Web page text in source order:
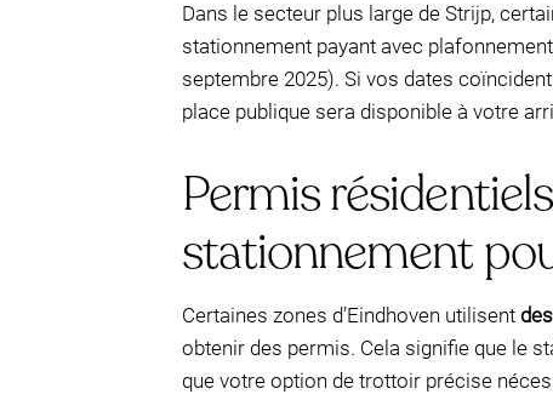
Dans le secteur plus large de Strijp,
stationnement payant avec
septembre 2025). Si vos dates
place publique sera disponible à votre
Permis
stationnement
Certaines zones d’Eindhoven utilisent
obtenir des permis. Cela signifie que le
que votre option de trottoir précise